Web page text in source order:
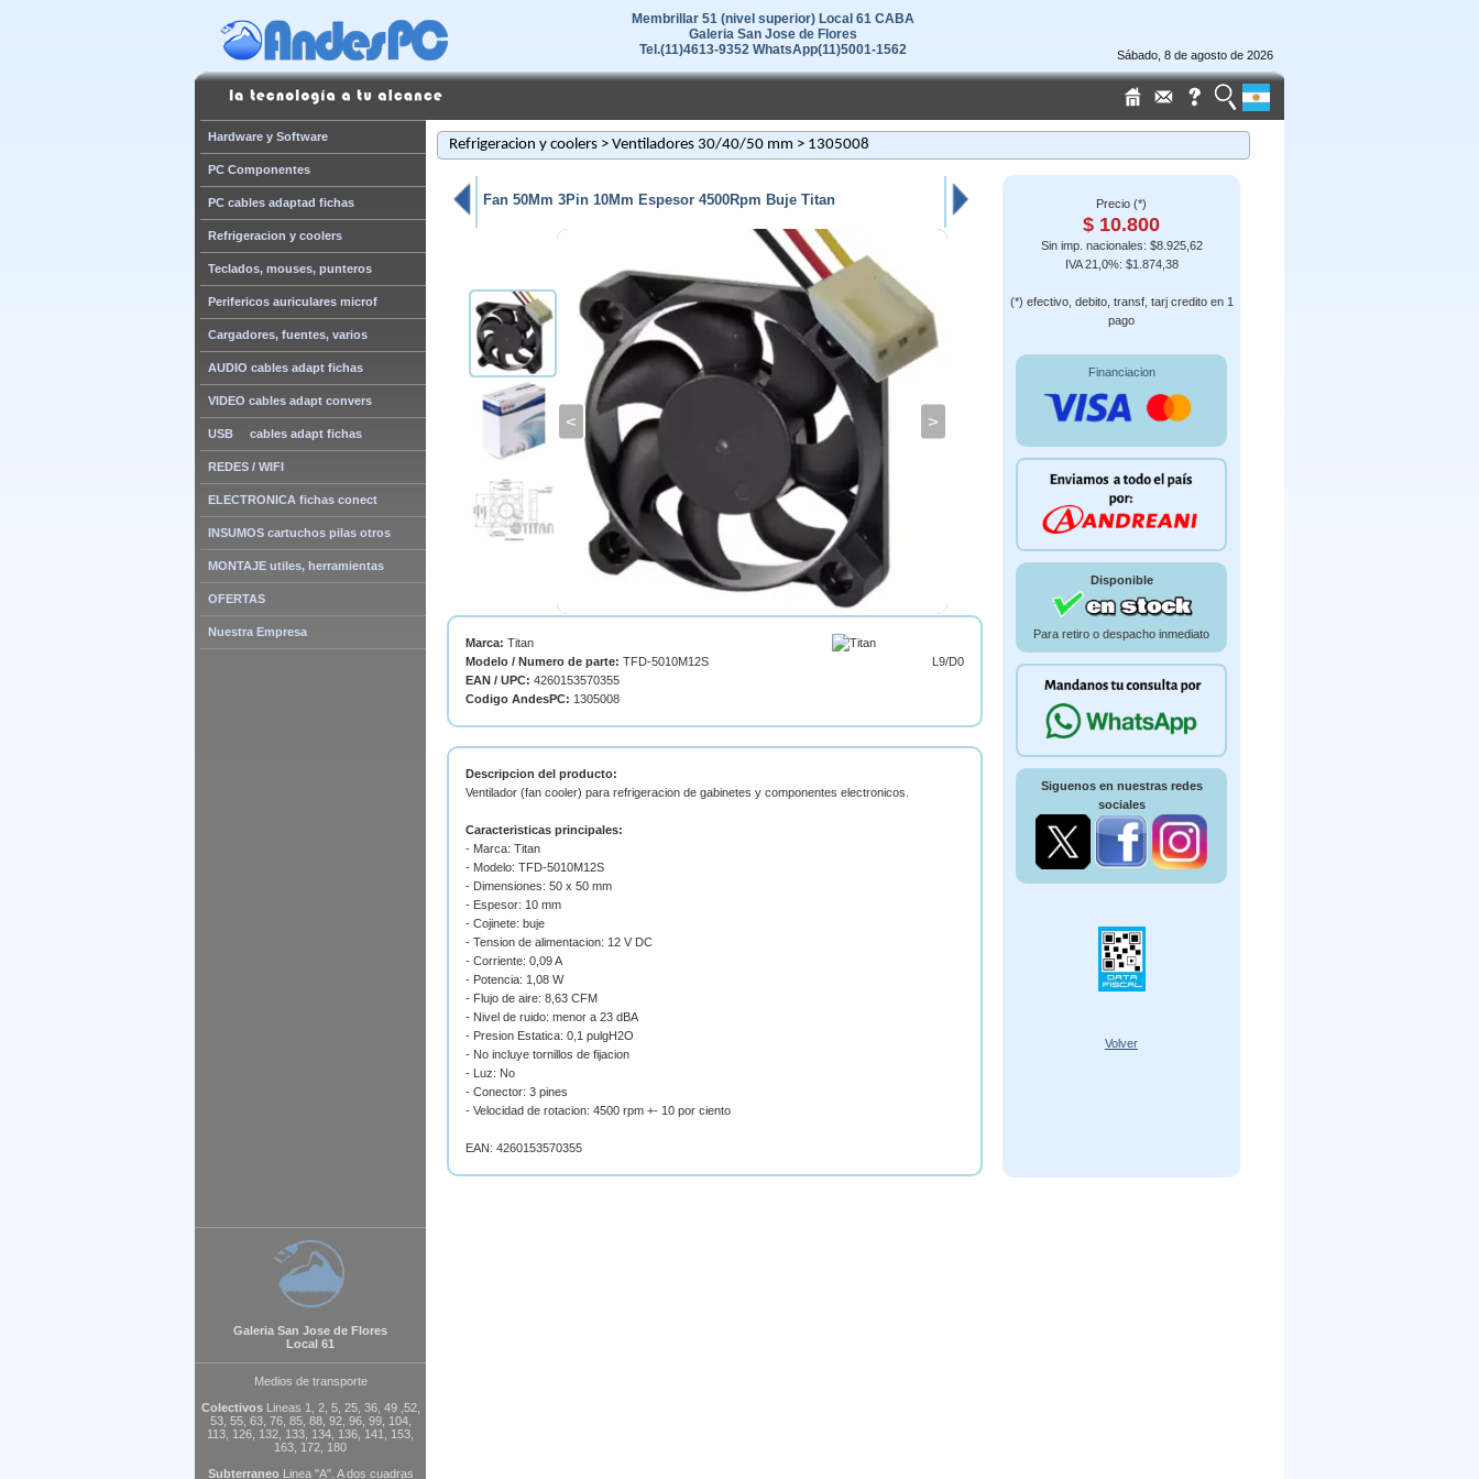
Sábado, 8 de agosto de 2026
Membrillar 51 (nivel superior) Local 61 CABA
Galeria San Jose de Flores
Tel.(11)4613-9352 WhatsApp(11)5001-1562
Hardware y Software
PC Componentes
PC cables adaptad fichas
Refrigeracion y coolers
Teclados, mouses, punteros
Perifericos auriculares microf
Cargadores, fuentes, varios
AUDIO cables adapt fichas
VIDEO cables adapt convers
USB cables adapt fichas
REDES / WIFI
ELECTRONICA fichas conect
INSUMOS cartuchos pilas otros
MONTAJE utiles, herramientas
OFERTAS
Nuestra Empresa
Galeria San Jose de Flores
Local 61
Medios de transporte
ColectivosLineas 1, 2, 5, 25, 36, 49 ,52,
53, 55, 63, 76, 85, 88, 92, 96, 99, 104,
113, 126, 132, 133, 134, 136, 141, 153,
163, 172, 180
Subterraneo Linea "A". A dos cuadras
Refrigeracion y coolers > Ventiladores 30/40/50 mm > 1305008
Fan 50Mm 3Pin 10Mm Espesor 4500Rpm Buje Titan
< >
L9/D0
Marca: Titan
Modelo / Numero de parte: TFD-5010M12S
EAN / UPC: 4260153570355
Codigo AndesPC: 1305008
Descripcion del producto:
Ventilador (fan cooler) para refrigeracion de gabinetes y componentes electronicos.
Caracteristicas principales:
- Marca: Titan
- Modelo: TFD-5010M12S
- Dimensiones: 50 x 50 mm
- Espesor: 10 mm
- Cojinete: buje
- Tension de alimentacion: 12 V DC
- Corriente: 0,09 A
- Potencia: 1,08 W
- Flujo de aire: 8,63 CFM
- Nivel de ruido: menor a 23 dBA
- Presion Estatica: 0,1 pulgH2O
- No incluye tornillos de fijacion
- Luz: No
- Conector: 3 pines
- Velocidad de rotacion: 4500 rpm +- 10 por ciento
EAN: 4260153570355
Precio (*)
$ 10.800
Sin imp. nacionales: $8.925,62
IVA 21,0%: $1.874,38
(*) efectivo, debito, transf, tarj credito en 1
pago
Financiacion
Disponible
Para retiro o despacho inmediato
Siguenos en nuestras redes
sociales
Volver